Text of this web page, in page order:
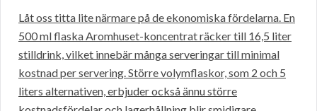
Låt oss titta lite närmare på de ekonomiska fördelarna. En
500 ml flaska Aromhuset-koncentrat räcker till 16,5 liter
stilldrink, vilket innebär många serveringar till minimal
kostnad per servering. Större volymflaskor, som 2 och 5
liters alternativen, erbjuder också ännu större